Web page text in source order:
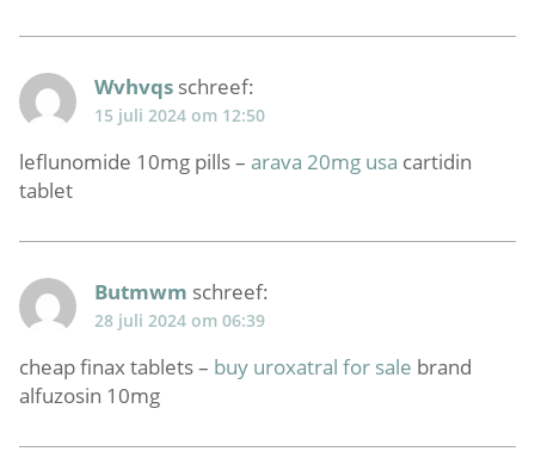
Wvhvqs schreef:
15 juli 2024 om 12:50
leflunomide 10mg pills – arava 20mg usa cartidin
tablet
Butmwm schreef:
28 juli 2024 om 06:39
cheap finax tablets – buy uroxatral for sale brand
alfuzosin 10mg